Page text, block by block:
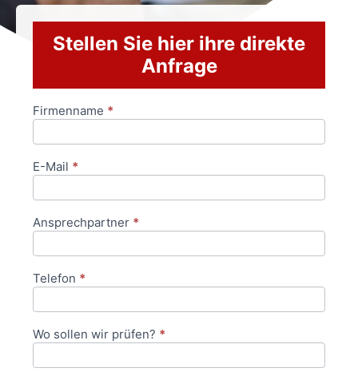
Stellen Sie hier ihre direkte
Anfrage
Anfrageformular
Firmenname *
E-Mail *
Ansprechpartner *
Telefon *
Wo sollen wir prüfen? *